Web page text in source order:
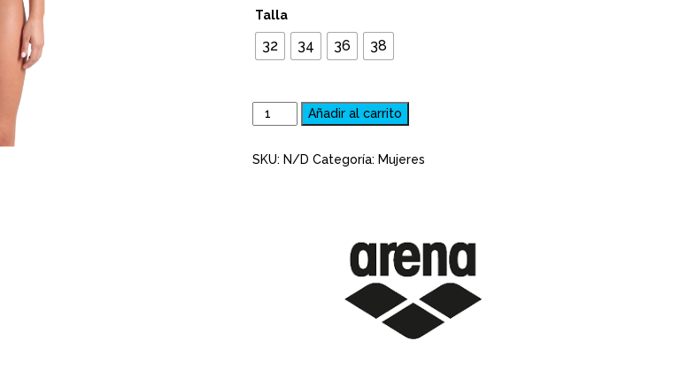
Talla
32 34 36 38
Traje
de
ARENA
Añadir al carrito
SKU: N/D Categoría: Mujeres